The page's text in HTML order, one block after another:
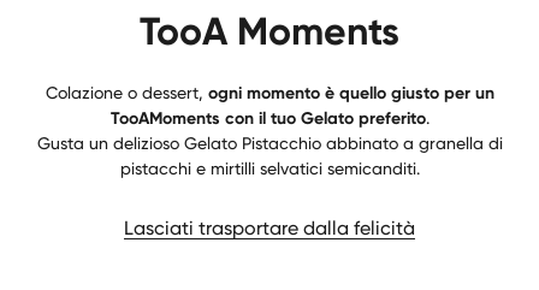
TooA Moments
Colazione o dessert, ogni momento è quello giusto per un
TooAMoments con il tuo Gelato preferito.
Gusta un delizioso Gelato Pistacchio abbinato a granella di
pistacchi e mirtilli selvatici semicanditi.
Lasciati trasportare dalla felicità